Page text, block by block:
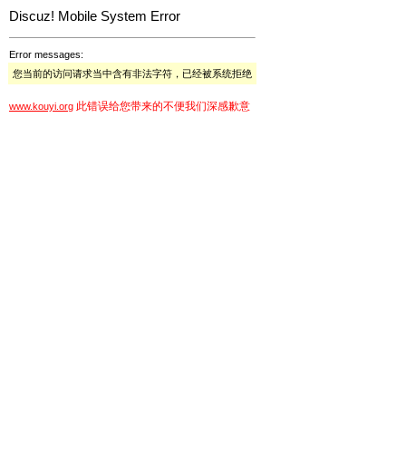
Discuz! Mobile System Error
Error messages:
您当前的访问请求当中含有非法字符，已经被系统拒绝
www.kouyi.org 此错误给您带来的不便我们深感歉意